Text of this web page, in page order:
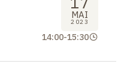
and C. Troessaert,
supertranslation-
JHEP 02 (2023)
MAI
2023
14:00-15:30